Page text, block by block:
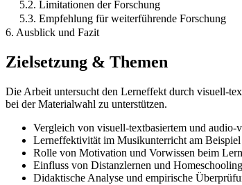
5.2. Limitationen der Forschung
5.3. Empfehlung für weiterführende Forschung
6. Ausblick und Fazit
Zielsetzung & Themen
Die Arbeit untersucht den Lerneffekt durch visuell-
bei der Materialwahl zu unterstützen.
Vergleich von visuell-textbasiertem und audio-
Lerneffektivität im Musikunterricht am
Rolle von Motivation und Vorwissen beim
Einfluss von Distanzlernen und
Didaktische Analyse und empirische